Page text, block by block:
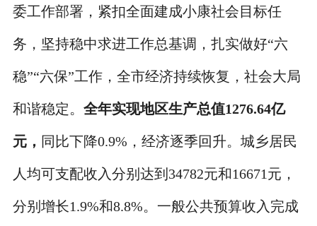
委工作部署，紧扣全面建成小康社会目标任
务，坚持稳中求进工作总基调，扎实做好“六
稳”“六保”工作，全市经济持续恢复，社会大局
和谐稳定。 全年实现地区生产总值1276.64亿
元， 同比下降0.9%，经济逐季回升。城乡居民
人均可支配收入分别达到34782元和16671元，
分别增长1.9%和8.8%。一般公共预算收入完成